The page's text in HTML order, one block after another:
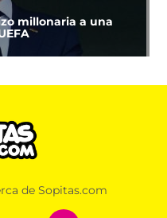
millonaria a una
de Sopitas.com